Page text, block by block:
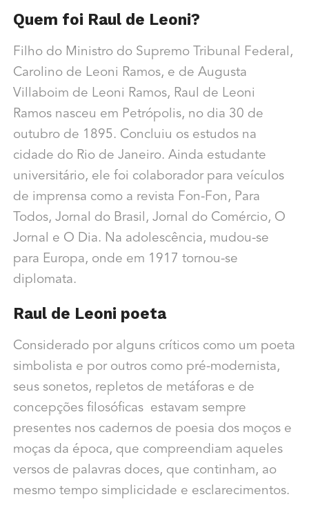
Quem foi Raul de Leoni?
Filho do Ministro do Supremo Tribunal Federal,
Carolino de Leoni Ramos, e de Augusta
Villaboim de Leoni Ramos, Raul de Leoni
Ramos nasceu em Petrópolis, no dia 30 de
outubro de 1895. Concluiu os estudos na
cidade do Rio de Janeiro. Ainda estudante
universitário, ele foi colaborador para veículos
de imprensa como a revista Fon-Fon, Para
Todos, Jornal do Brasil, Jornal do Comércio, O
Jornal e O Dia. Na adolescência, mudou-se
para Europa, onde em 1917 tornou-se
diplomata.
Raul de Leoni poeta
Considerado por alguns críticos como um poeta
simbolista e por outros como pré-modernista,
seus sonetos, repletos de metáforas e de
concepções filosóficas estavam sempre
presentes nos cadernos de poesia dos moços e
moças da época, que compreendiam aqueles
versos de palavras doces, que continham, ao
mesmo tempo simplicidade e esclarecimentos.